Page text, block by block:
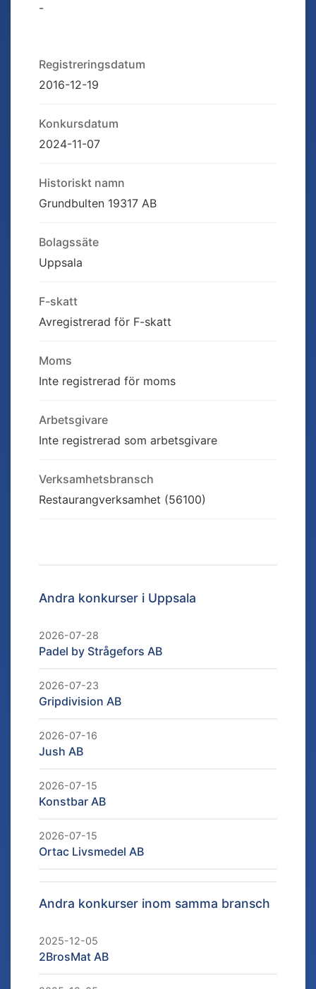
-
Registreringsdatum
2016-12-19
Konkursdatum
2024-11-07
Historiskt namn
Grundbulten 19317 AB
Bolagssäte
Uppsala
F-skatt
Avregistrerad för F-skatt
Moms
Inte registrerad för moms
Arbetsgivare
Inte registrerad som arbetsgivare
Verksamhetsbransch
Restaurangverksamhet (56100)
Andra konkurser i Uppsala
2026-07-28
Padel by Strågefors AB
2026-07-23
Gripdivision AB
2026-07-16
Jush AB
2026-07-15
Konstbar AB
2026-07-15
Ortac Livsmedel AB
Andra konkurser inom samma bransch
2025-12-05
2BrosMat AB